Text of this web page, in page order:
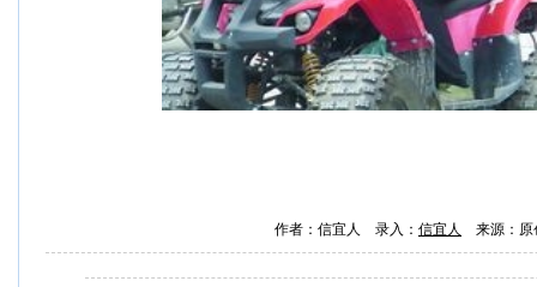
作者：信宜人 录入： 信宜人 来源：